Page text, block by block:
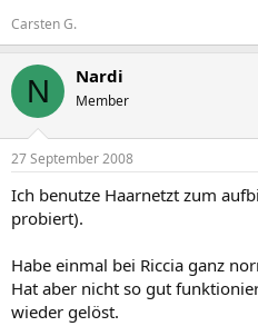
Carsten G.
N Nardi
Member
27 September 2008
Ich benutze Haarnetzt zum
probiert).
Habe einmal bei Riccia ganz
Hat aber nicht so gut
wieder gelöst.